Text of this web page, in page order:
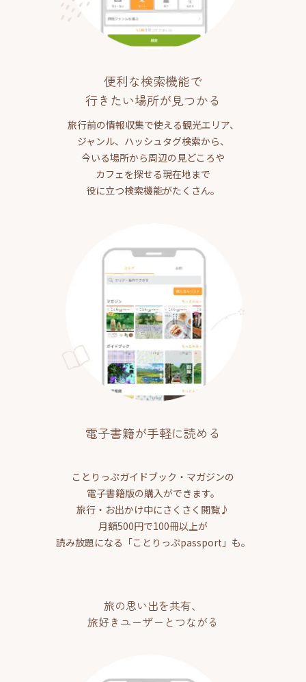
便利な検索機能で
行きたい場所が見つかる
旅行前の情報収集で使える観光エリア、
ジャンル、ハッシュタグ検索から、
今いる場所から周辺の見どころや
カフェを探せる現在地まで
役に立つ検索機能がたくさん。
電子書籍が手軽に読める
ことりっぷガイドブック・マガジンの
電子書籍版の購入ができます。
旅行・お出かけ中にさくさく閲覧♪
月額500円で100冊以上が
読み放題になる「ことりっぷpassport」も。
旅の思い出を共有、
旅好きユーザーとつながる